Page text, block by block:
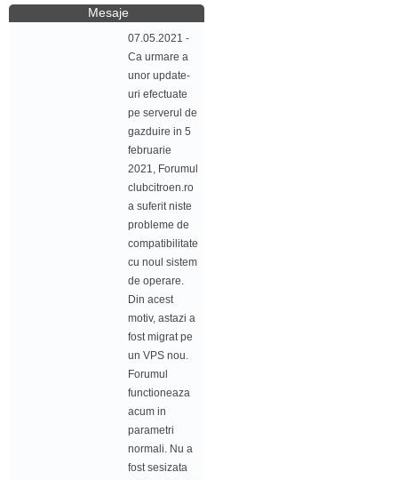
Mesaje
07.05.2021 -
Ca urmare a
unor update-
uri efectuate
pe serverul de
gazduire in 5
februarie
2021, Forumul
clubcitroen.ro
a suferit niste
probleme de
compatibilitate
cu noul sistem
de operare.
Din acest
motiv, astazi a
fost migrat pe
un VPS nou.
Forumul
functioneaza
acum in
parametri
normali. Nu a
fost sesizata